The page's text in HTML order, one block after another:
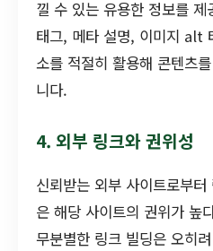
낄 수 있는 유용한 정보를
태그, 메타 설명, 이미지 alt
소를 적절히 활용해 콘텐츠
니다.
4. 외부 링크와 권위성
신뢰받는 외부 사이트로부
은 해당 사이트의 권위가 높
무분별한 링크 빌딩은 오히